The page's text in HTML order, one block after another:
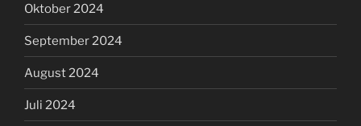
Oktober 2024
September 2024
August 2024
Juli 2024